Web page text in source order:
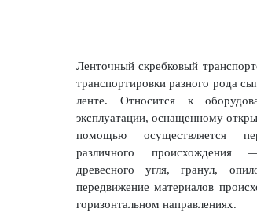
Ленточный скребковый
транспортировки разного рода
ленте. Относится к
эксплуатации, оснащенному
помощью осуществляется
различного
древесного угля, гранул,
передвижение материалов
горизонтальном направлениях.